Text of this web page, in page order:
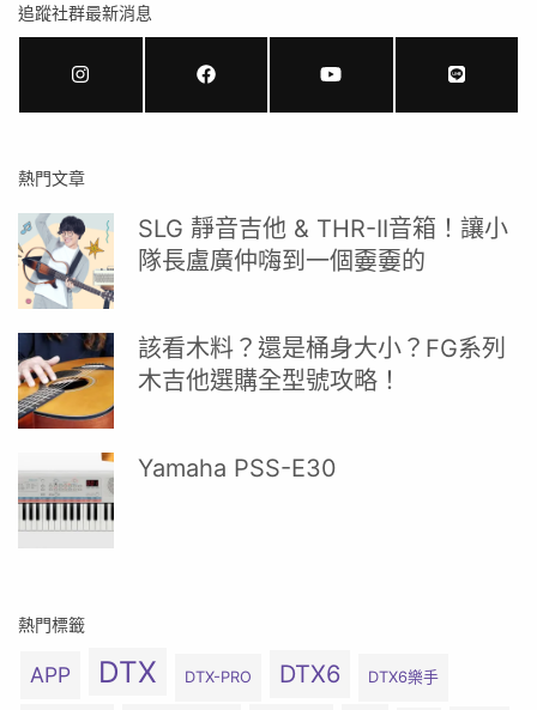
追蹤社群最新消息
熱門文章
SLG 靜音吉他 & THR-II音箱！讓小
隊長盧廣仲嗨到一個嫑嫑的
該看木料？還是桶身大小？FG系列
木吉他選購全型號攻略！
Yamaha PSS-E30
熱門標籤
APP DTX DTX-PRO DTX6 DTX6樂手